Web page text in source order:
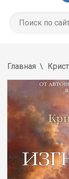
Главная